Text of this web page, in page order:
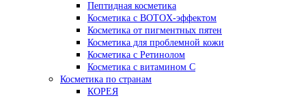
Пептидная косметика
Косметика с BOTOX-эффектом
Косметика от пигментных пятен
Косметика для проблемной кожи
Косметика с Ретинолом
Косметика с витамином С
Косметика по странам
КОРЕЯ